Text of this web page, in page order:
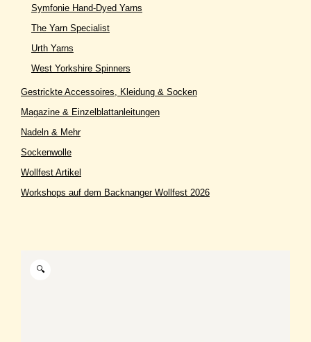
🔍
Symfonie Hand-Dyed Yarns
The Yarn Specialist
Urth Yarns
West Yorkshire Spinners
Gestrickte Accessoires, Kleidung & Socken
Magazine & Einzelblattanleitungen
Nadeln & Mehr
Sockenwolle
Wollfest Artikel
Workshops auf dem Backnanger Wollfest 2026